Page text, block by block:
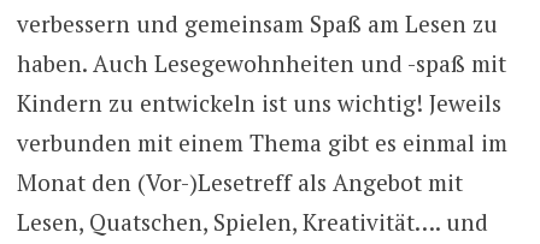
verbessern und gemeinsam Spaß am Lesen zu
haben. Auch Lesegewohnheiten und -spaß mit
Kindern zu entwickeln ist uns wichtig! Jeweils
verbunden mit einem Thema gibt es einmal im
Monat den (Vor-)Lesetreff als Angebot mit
Lesen, Quatschen, Spielen, Kreativität…. und